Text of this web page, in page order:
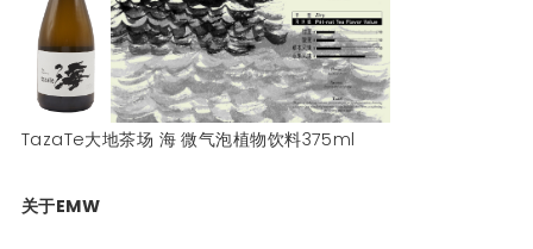
TazaTe大地茶场 海 微气泡植物饮料375ml
关于EMW